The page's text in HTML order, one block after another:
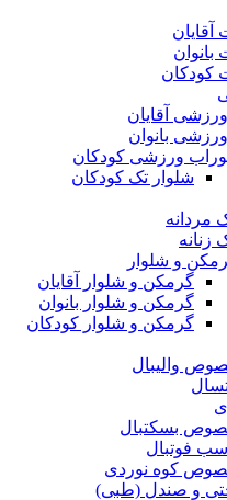
کودکان
آقایان
بانوان
ورزشی کودکان
شلوار تک کودکان
مردانه
زنانه
و شلوار
گرمکن و شلوار آقایان
گرمکن و شلوار بانوان
گرمکن و شلوار کودکان
والیبال
بسکتبال
فوتبال
کوه نوردی
و صندل (طبی)